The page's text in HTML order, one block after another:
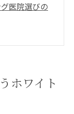
医院選びの
く受けるホ
ワイトニン
ホワイト